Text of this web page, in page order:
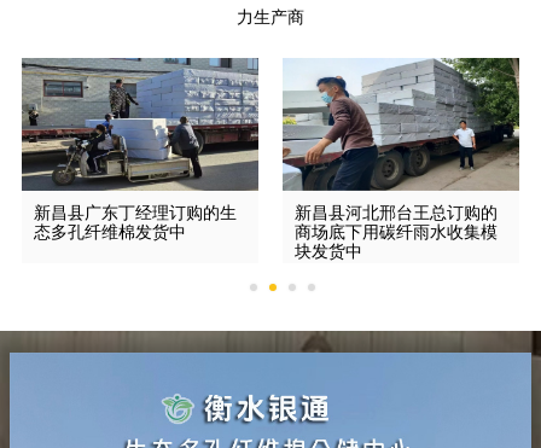
力生产商
新昌县广东丁经理订购的生
态多孔纤维棉发货中
新昌县河北邢台王总订购的
商场底下用碳纤雨水收集模
块发货中